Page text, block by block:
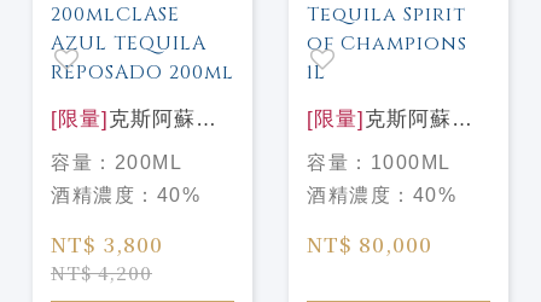
[限量] 克斯阿蘇爾
阿祖藍龍舌蘭 台灣
限定中秋禮盒組
200mlCLASE
AZUL TEQUILA
REPOSADO
容量： 200ML
酒精濃度： 40%
NT$ 3,800
NT$ 4,200
[限量] 克斯阿蘇爾
冠軍榮耀龍舌蘭1L
Clase Azul
Tequila Spirit of
Champions 1L
容量： 1000ML
酒精濃度： 40%
NT$ 80,000